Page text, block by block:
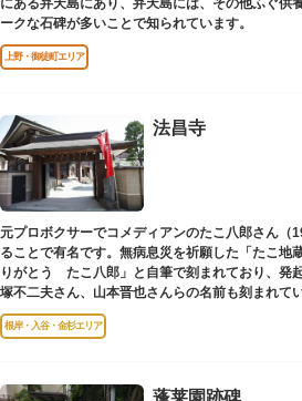
にある弁天島にあり、弁天島には、その他ふぐ供
ークな石碑が多いことで知られています。
上野・御徒町エリア
法昌寺
元プロボクサーでコメディアンのたこ八郎さん（
ることで有名です。無病息災を祈願した「たこ地
りがとう たこ八郎」と自筆で刻まれており、発
塚不二夫さん、山本晋也さんらの名前も刻まれて
毘沙門天を奉安しています。
根岸・入谷・金杉エリア
蓬莱園跡碑